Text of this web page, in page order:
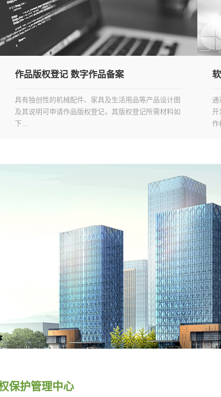
案
生活用品等产品设计图
其版权登记所需材料如
软件著作权登记 评测 产品认
通过自主开发，或合同约定，合作、
开发等取得软件著作权的企业或个人
保护管理中心